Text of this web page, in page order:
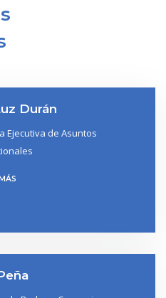
Durán
Ejecutiva de Asuntos